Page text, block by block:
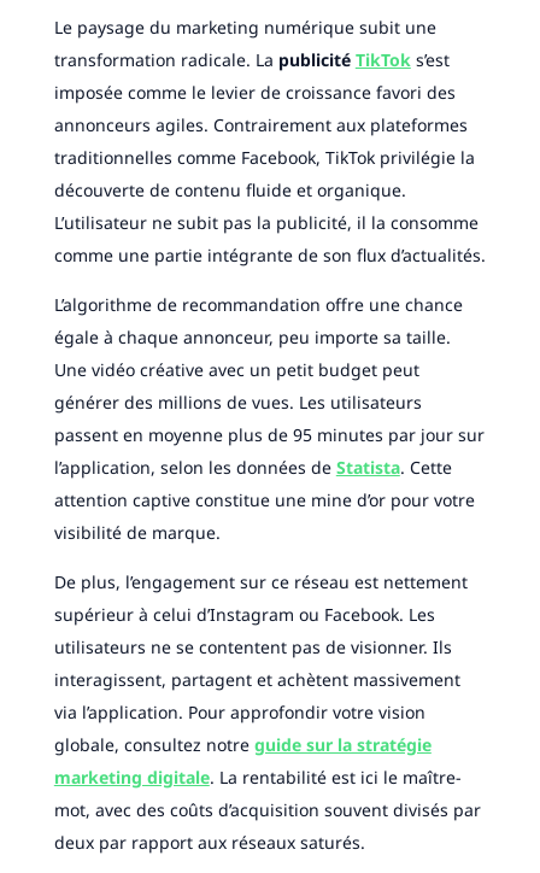
Le paysage du marketing numérique subit une
transformation radicale. La publicité TikToks’est
imposée comme le levier de croissance favori des
annonceurs agiles. Contrairement aux plateformes
traditionnelles comme Facebook, TikTok privilégie la
découverte de contenu fluide et organique.
L’utilisateur ne subit pas la publicité, il la consomme
comme une partie intégrante de son flux d’actualités.
L’algorithme de recommandation offre une chance
égale à chaque annonceur, peu importe sa taille.
Une vidéo créative avec un petit budget peut
générer des millions de vues. Les utilisateurs
passent en moyenne plus de 95 minutes par jour sur
l’application, selon les données de Statista. Cette
attention captive constitue une mine d’or pour votre
visibilité de marque.
De plus, l’engagement sur ce réseau est nettement
supérieur à celui d’Instagram ou Facebook. Les
utilisateurs ne se contentent pas de visionner. Ils
interagissent, partagent et achètent massivement
via l’application. Pour approfondir votre vision
globale, consultez notre guide sur la stratégie
marketing digitale. La rentabilité est ici le maître-
mot, avec des coûts d’acquisition souvent divisés par
deux par rapport aux réseaux saturés.